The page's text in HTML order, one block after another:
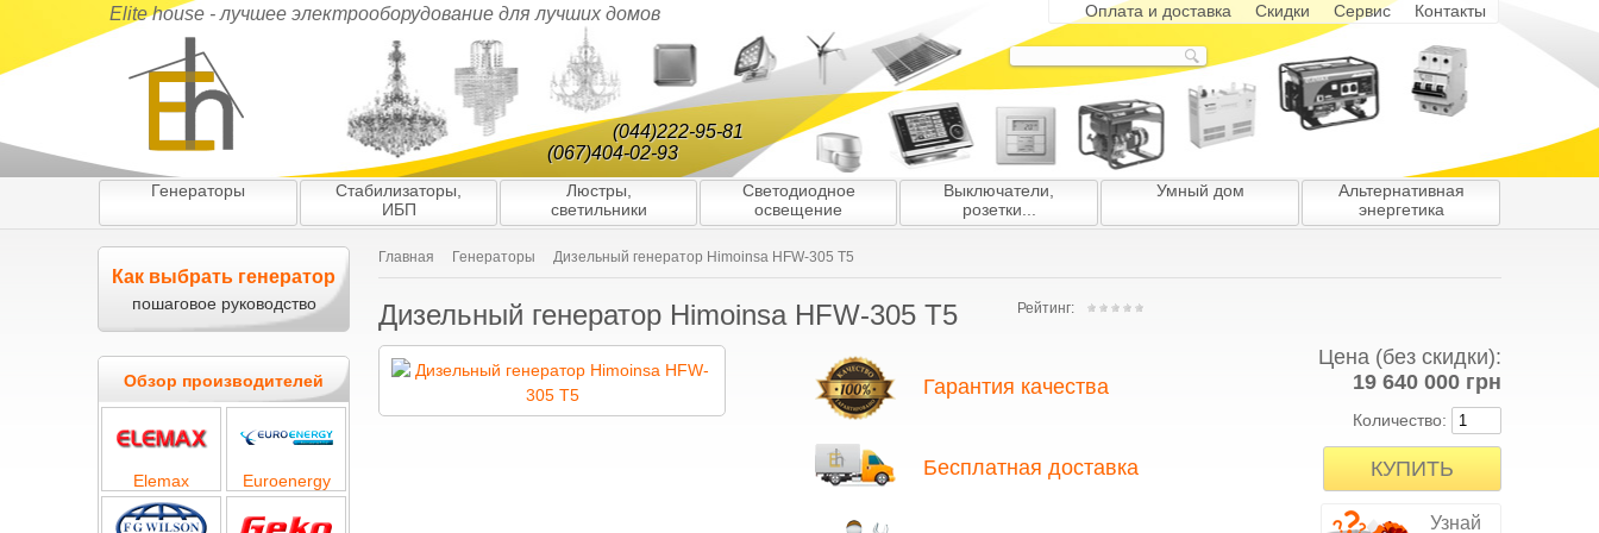
Elite house - лучшее электрооборудование для лучших домов
(044)222-95-81
(067)404-02-93
Главная Генераторы Дизельный генератор Himoinsa HFW-305 T5
Дизельный генератор Himoinsa HFW-305 T5 Рейтинг:
Гарантия качества
подбору партнёров/поставщиков, мы предоставляем 100%-
ю гарантию качества всех генераторов и обслуживания. У
нас вы найдёте только оригинальную продукцию с честной
завозятся в Украину официальными представителями
Бесплатная доставка
Цена (без скидки):
19 640 000 грн
Количество:
Узнай
Как выбрать генератор
пошаговое руководство
Обзор производителей
Elemax Euroenergy
Генераторы
Стабилизаторы,
ИБП
Люстры,
светильники
Светодиодное
освещение
Выключатели,
розетки...
Умный дом
Альтернативная
энергетика
Оплата и доставка Скидки Сервис Контакты